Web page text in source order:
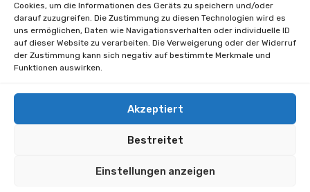
Cookies, um die Informationen des Geräts zu speichern und/oder
darauf zuzugreifen. Die Zustimmung zu diesen Technologien wird es
uns ermöglichen, Daten wie Navigationsverhalten oder individuelle ID
auf dieser Website zu verarbeiten. Die Verweigerung oder der Widerruf
der Zustimmung kann sich negativ auf bestimmte Merkmale und
Funktionen auswirken.
Akzeptiert
Bestreitet
Einstellungen anzeigen
Zertifikate
Stellenangebote
Privacy Policy (UE)